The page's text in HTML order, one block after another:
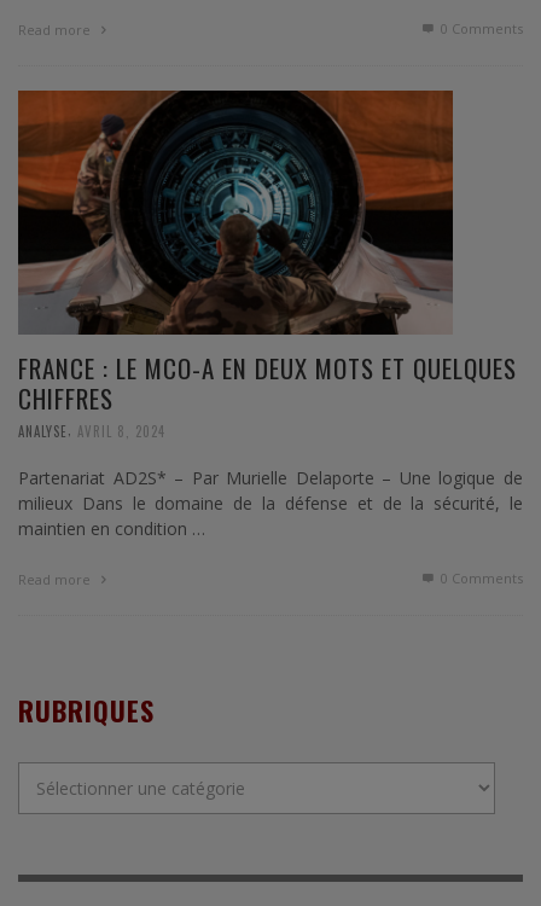
Read more 0 Comments
FRANCE : LE MCO-A EN DEUX MOTS ET QUELQUES
CHIFFRES
ANALYSE AVRIL 8, 2024
Partenariat AD2S* – Par Murielle Delaporte – Une logique de
milieux Dans le domaine de la défense et de la sécurité, le
maintien en condition …
Read more 0 Comments
RUBRIQUES